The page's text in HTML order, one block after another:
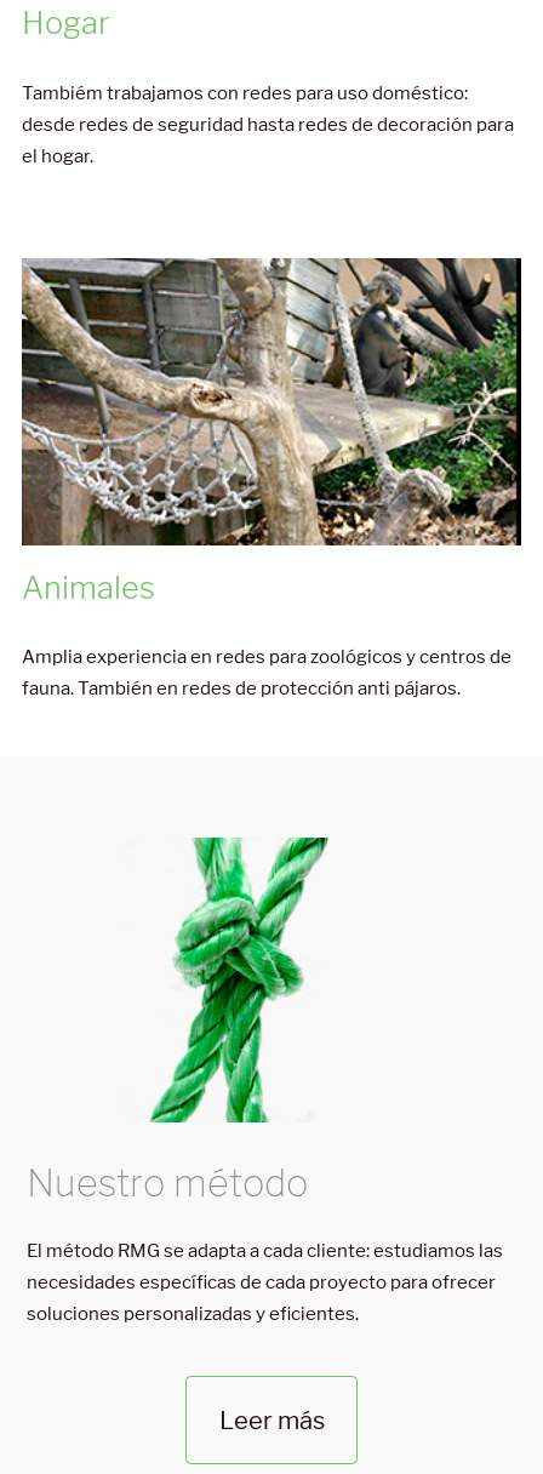
Tambiém trabajamos con redes para uso doméstico:
desde redes de seguridad hasta redes de decoración para
el hogar.
Amplia experiencia en redes para zoológicos y centros de
fauna. También en redes de protección anti pájaros.
Nuestro método
El método RMG se adapta a cada cliente: estudiamos las
necesidades específicas de cada proyecto para ofrecer
soluciones personalizadas y eficientes.
Leer más